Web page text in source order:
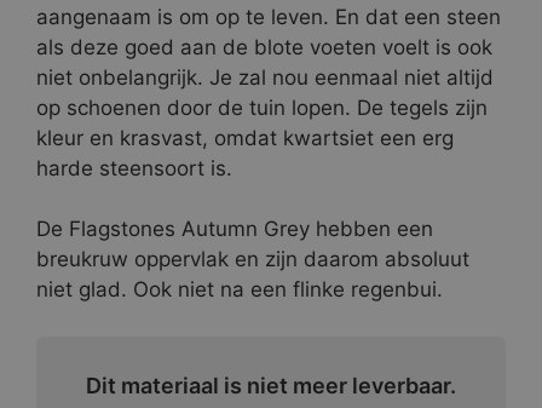
aangenaam is om op te leven. En dat een steen
als deze goed aan de blote voeten voelt is ook
niet onbelangrijk. Je zal nou eenmaal niet altijd
op schoenen door de tuin lopen. De tegels zijn
kleur en krasvast, omdat kwartsiet een erg
harde steensoort is.
De Flagstones Autumn Grey hebben een
breukruw oppervlak en zijn daarom absoluut
niet glad. Ook niet na een flinke regenbui.
Dit materiaal is niet meer leverbaar.